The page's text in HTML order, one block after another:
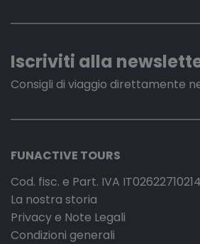
Iscriviti alla
Consigli di viaggio direttamente
FUNACTIVE TOURS
Cod. fisc. e Part. IVA IT02622710214
La nostra storia
Privacy e Note Legali
Condizioni generali